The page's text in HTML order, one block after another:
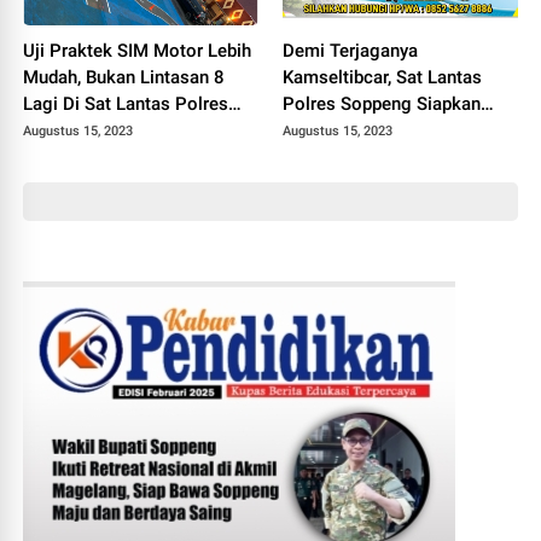
Uji Praktek SIM Motor Lebih
Mudah, Bukan Lintasan 8
Lagi Di Sat Lantas Polres
Soppeng
Augustus 15, 2023
Demi Terjaganya
Kamseltibcar, Sat Lantas
Polres Soppeng Siapkan
Layanan Pengawalan
Augustus 15, 2023